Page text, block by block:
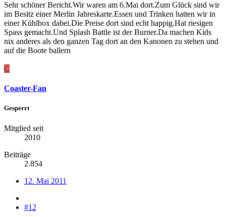
Sehr schöner Bericht.Wir waren am 6.Mai dort.Zum Glück sind wir
im Besitz einer Merlin Jahreskarte.Essen und Trinken hatten wir in
einer Kühlbox dabei.Die Preise dort sind echt happig.Hat riesigen
Spass gemacht.Und Splash Battle ist der Burner.Da machen Kids
nix anderes als den ganzen Tag dort an den Kanonen zu stehen und
auf die Boote ballern
C
Coaster-Fan
Gesperrt
Mitglied seit
2010
Beiträge
2.854
12. Mai 2011
#12